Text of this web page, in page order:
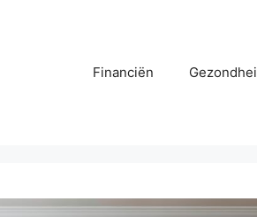
Financiën